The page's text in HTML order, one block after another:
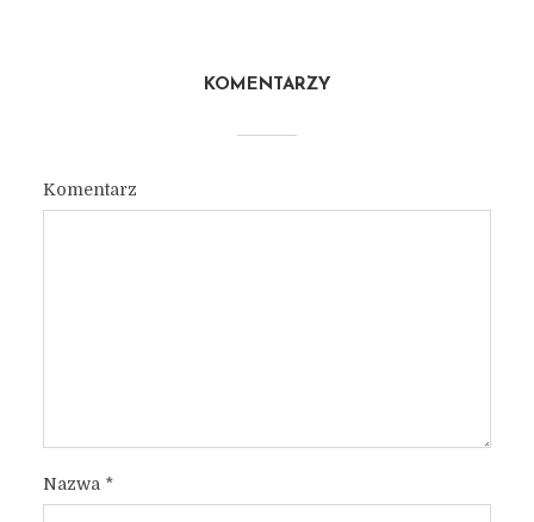
KOMENTARZY
Komentarz
Nazwa *